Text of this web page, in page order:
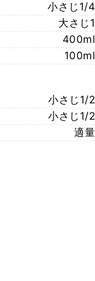
小さじ1/4
大さじ1
400ml
100ml
小さじ1/2
小さじ1/2
適量